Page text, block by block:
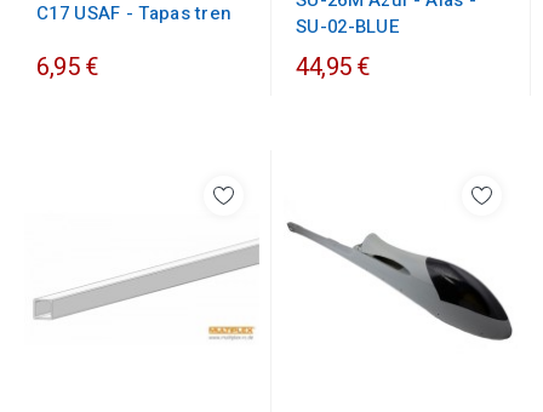
C17 USAF - Tapas tren
6,95 €
SU-02-BLUE
44,95 €